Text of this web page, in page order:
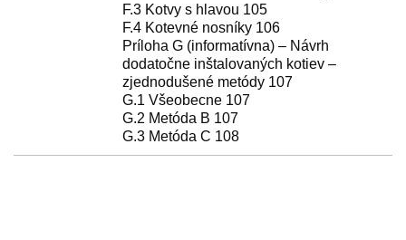
F.3 Kotvy s hlavou 105
F.4 Kotevné nosníky 106
Príloha G (informatívna) – Návrh
dodatočne inštalovaných kotiev –
zjednodušené metódy 107
G.1 Všeobecne 107
G.2 Metóda B 107
G.3 Metóda C 108